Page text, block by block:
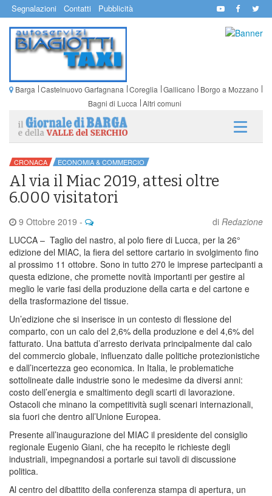
Segnalazioni Contatti Pubblicità
Barga Castelnuovo Garfagnana Coreglia Gallicano
Borgo a Mozzano
Bagni di Lucca Altri comuni
CRONACA ECONOMIA & COMMERCIO
Al via il Miac 2019, attesi oltre
6.000 visitatori
9 Ottobre 2019 - di Redazione
LUCCA – Taglio del nastro, al polo fiere di Lucca, per la 26°
edizione del MIAC, la fiera del settore cartario in svolgimento fino
al prossimo 11 ottobre. Sono in tutto 270 le imprese partecipanti a
questa edizione, che promette novità importanti per gestire al
meglio le varie fasi della produzione della carta e del cartone e
della trasformazione del tissue.
Un’edizione che si inserisce in un contesto di flessione del
comparto, con un calo del 2,6% della produzione e del 4,6% del
fatturato. Una battuta d’arresto derivata principalmente dal calo
del commercio globale, influenzato dalle politiche protezionistiche
e dall’incertezza geo economica. In Italia, le problematiche
sottolineate dalle industrie sono le medesime da diversi anni:
costo dell’energia e smaltimento degli scarti di lavorazione.
Ostacoli che minano la competitività sugli scenari internazionali,
sia fuori che dentro all’Unione Europea.
Presente all’inaugurazione del MIAC il presidente del consiglio
regionale Eugenio Giani, che ha recepito le richieste degli
industriali, impegnandosi a portarle sui tavoli di discussione
politica.
Al centro del dibattito della conferenza stampa di apertura, un